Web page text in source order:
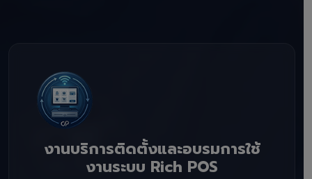
งานบริการติดตั้งและอบรมการใช้
งานระบบ Rich POS